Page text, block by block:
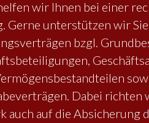
wir Ihnen bei einer
Gerne unterstützen wir
bzgl.
Dabei richten
auch auf die Absicherung